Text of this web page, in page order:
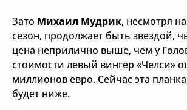
Зато Михаил Мудрик, несмотря
сезон, продолжает быть звездой,
цена неприлично выше, чем у
стоимости левый вингер «Челси»
миллионов евро. Сейчас эта
будет ниже.